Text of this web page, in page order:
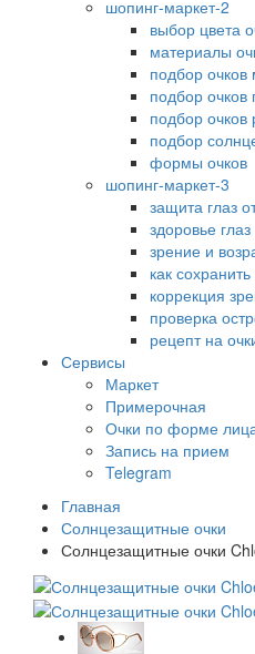
шопинг-маркет-2
выбор цвета
материалы
подбор
подбор
подбор очков
подбор
формы очков
шопинг-маркет-3
защита глаз
здоровье глаз
зрение и
как
коррекция
проверка
рецепт на
Сервисы
Маркет
Примерочная
Очки по форме
Запись на прием
Telegram
Главная
Солнцезащитные очки
Солнцезащитные очки